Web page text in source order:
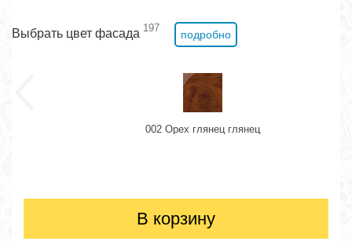
Выбрать цвет фасада 197
подробно
002 Орех глянец глянец
В корзину